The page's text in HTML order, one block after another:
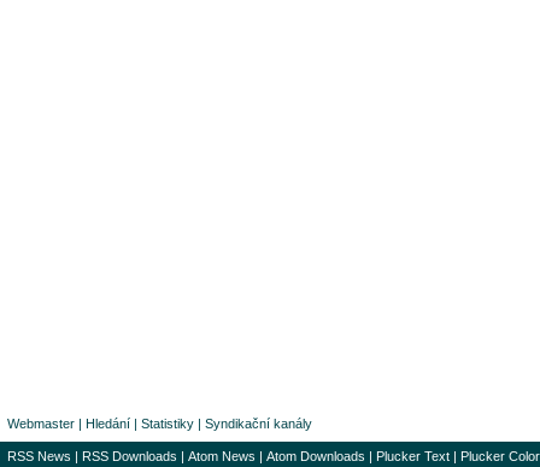
Webmaster | Hledání | Statistiky | Syndikační kanály
RSS News | RSS Downloads | Atom News | Atom Downloads | Plucker Text | Plucker Color